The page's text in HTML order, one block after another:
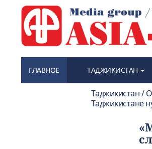
ГЛАВНОЕ ТАДЖИКИСТАН
Таджикистан /
Таджикистане